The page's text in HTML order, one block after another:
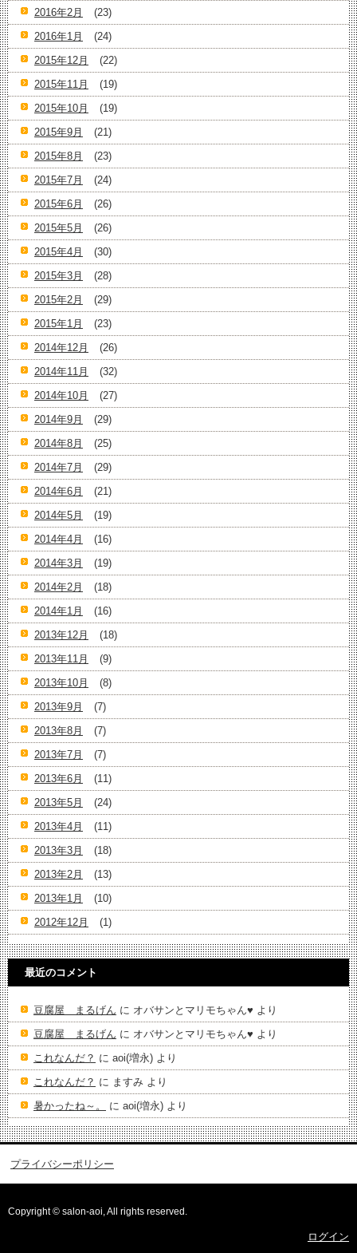
2016年2月
(23)
2016年1月
(24)
2015年12月
(22)
2015年11月
(19)
2015年10月
(19)
2015年9月
(21)
2015年8月
(23)
2015年7月
(24)
2015年6月
(26)
2015年5月
(26)
2015年4月
(30)
2015年3月
(28)
2015年2月
(29)
2015年1月
(23)
2014年12月
(26)
2014年11月
(32)
2014年10月
(27)
2014年9月
(29)
2014年8月
(25)
2014年7月
(29)
2014年6月
(21)
2014年5月
(19)
2014年4月
(16)
2014年3月
(19)
2014年2月
(18)
2014年1月
(16)
2013年12月
(18)
2013年11月
(9)
2013年10月
(8)
2013年9月
(7)
2013年8月
(7)
2013年7月
(7)
2013年6月
(11)
2013年5月
(24)
2013年4月
(11)
2013年3月
(18)
2013年2月
(13)
2013年1月
(10)
2012年12月
(1)
最近のコメント
豆腐屋 まるげん に オバサンとマリモちゃん♥️ より
豆腐屋 まるげん に オバサンとマリモちゃん♥️ より
これなんだ？ に aoi(増永) より
これなんだ？ に ますみ より
暑かったね～。
に aoi(増永) より
プライバシーポリシー
Copyright © salon-aoi, All rights reserved.
ログイン